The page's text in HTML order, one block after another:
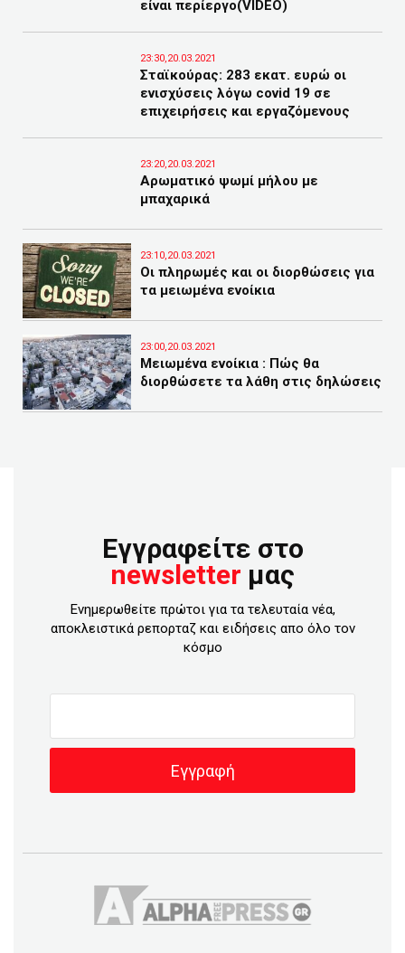
είναι περίεργο(VIDEO)
23:30,20.03.2021
Σταϊκούρας: 283 εκατ. ευρώ οι
ενισχύσεις λόγω covid 19 σε
επιχειρήσεις και εργαζόμενους
23:20,20.03.2021
Αρωματικό ψωμί μήλου με
μπαχαρικά
23:10,20.03.2021
Οι πληρωμές και οι διορθώσεις για
τα μειωμένα ενοίκια
23:00,20.03.2021
Μειωμένα ενοίκια : Πώς θα
διορθώσετε τα λάθη στις δηλώσεις
Εγγραφείτε στο
newsletter μας
Ενημερωθείτε πρώτοι για τα τελευταία νέα,
αποκλειστικά ρεπορταζ και ειδήσεις απο όλο τον
κόσμο